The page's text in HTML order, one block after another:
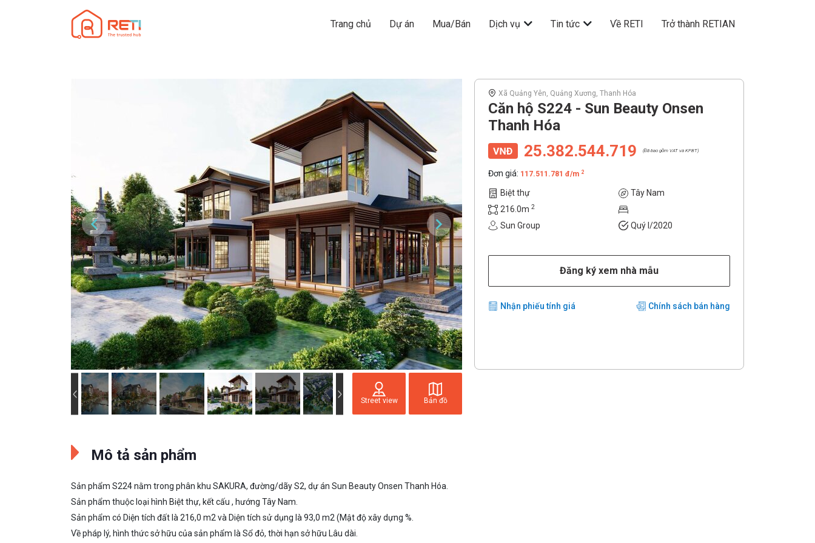
Trang chủ Dự án Mua/Bán Dịch vụ Tin tức Về RETI Trở thành RETIAN
Street view Bản đồ
Xã Quảng Yên, Quảng Xương, Thanh Hóa
Căn hộ S224 - Sun Beauty Onsen
Thanh Hóa
25.382.544.719 (Đã bao gồm VAT và KPBT)
Đơn giá: 117.511.781 đ/m 2
Biệt thự
Tây Nam
216.0m 2
Sun Group Quý I/2020
Đăng ký xem nhà mẫu
Nhận phiếu tính giá Chính sách bán hàng
Mô tả sản phẩm
Sản phẩm S224 nằm trong phân khu SAKURA, đường/dãy S2, dự án Sun Beauty Onsen Thanh Hóa.
Sản phẩm thuộc loại hình Biệt thự, kết cấu , hướng Tây Nam.
Sản phẩm có Diện tích đất là 216,0 m2 và Diện tích sử dụng là 93,0 m2 (Mật độ xây dựng %.
Về pháp lý, hình thức sở hữu của sản phẩm là Sổ đỏ, thời hạn sở hữu Lâu dài.